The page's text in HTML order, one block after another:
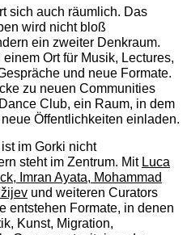
sich auch räumlich. Das
wird nicht bloß
ein zweiter Denkraum.
einem Ort für Musik, Lectures,
und neue Formate.
zu neuen Communities
Club, ein Raum, in dem
Öffentlichkeiten einladen.
im Gorki nicht
steht im Zentrum. Mit Luca
Imran Ayata, Mohammad
und weiteren Curators
entstehen Formate, in denen
Kunst, Migration,